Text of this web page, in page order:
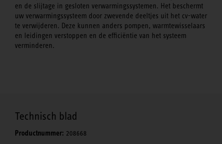
en de slijtage in gesloten verwarmingssystemen. Het beschermt
uw verwarmingssysteem door zwevende deeltjes uit het cv-water
te verwijderen. Deze kunnen anders pompen, warmtewisselaars
en leidingen verstoppen en de efficiëntie van het systeem
verminderen.
Technisch blad
Productnummer: 208668